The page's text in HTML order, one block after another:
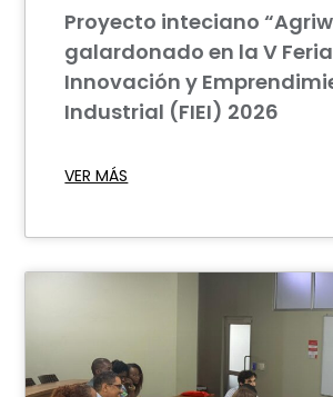
Proyecto inteciano
galardonado en la V
Innovación y
Industrial (FIEI) 2026
VER MÁS